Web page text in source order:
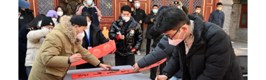
科技 科创 量子 体育
文化 书画 健康 军事
访谈 视频 图片 政务